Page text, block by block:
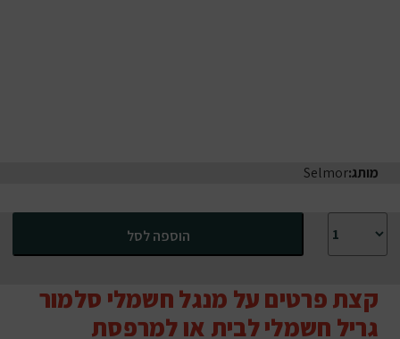
מותג:Selmor
הוספה לסל
קצת פרטים על מנגל חשמלי סלמור
גריל חשמלי לבית או למרפסת